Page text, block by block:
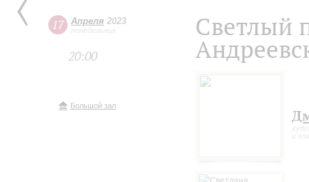
17 Апреля 2023
понедельник
20:00
Большой зал
Светлый
и